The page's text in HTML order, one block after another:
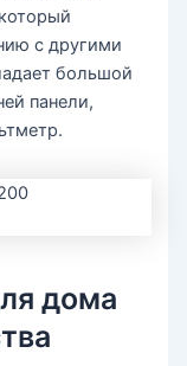
с другими
большой
панели,
дома